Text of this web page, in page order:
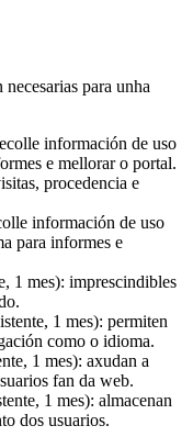
para unha
información de uso
e mellorar o portal.
procedencia e
información de uso
para informes e
1 mes): imprescindibles
1 mes): permiten
como o idioma.
1 mes): axudan a
fan da web.
1 mes): almacenan
dos usuarios.